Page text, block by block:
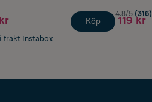
frakt Instabox
Köp
4.8/5 (316)
119 kr